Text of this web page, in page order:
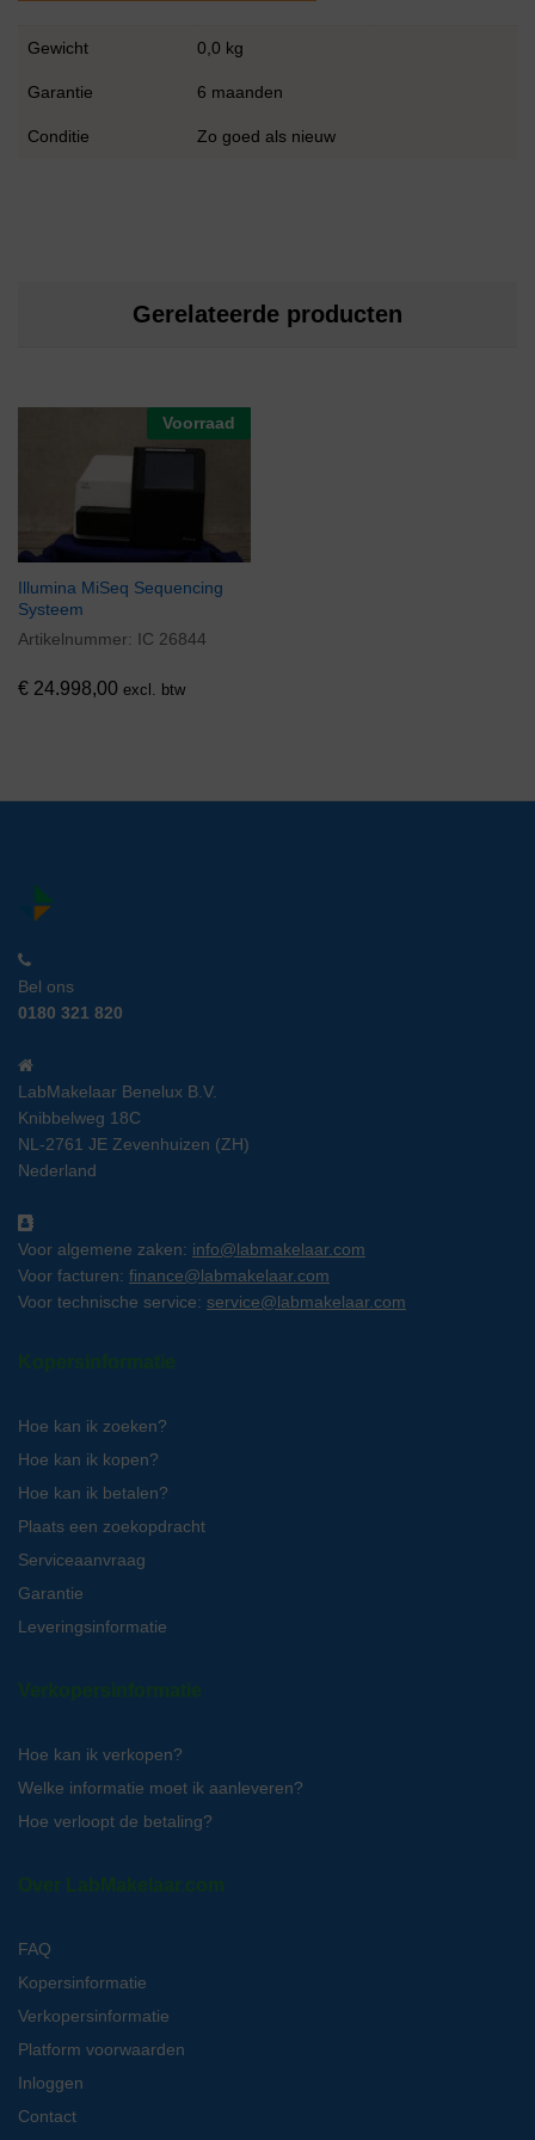
Gewicht 0,0 kg
Garantie 6 maanden
Conditie Zo goed als nieuw
Gerelateerde producten
Voorraad
Illumina MiSeq Sequencing
Systeem
Artikelnummer: IC 26844
€ 24.998,00 excl. btw
Bel ons
0180 321 820
LabMakelaar Benelux B.V.
Knibbelweg 18C
NL-2761 JE Zevenhuizen (ZH)
Nederland
Voor algemene zaken: info@labmakelaar.com
Voor facturen: finance@labmakelaar.com
Voor technische service: service@labmakelaar.com
Kopersinformatie
Hoe kan ik zoeken?
Hoe kan ik kopen?
Hoe kan ik betalen?
Plaats een zoekopdracht
Serviceaanvraag
Garantie
Leveringsinformatie
Verkopersinformatie
Hoe kan ik verkopen?
Welke informatie moet ik aanleveren?
Hoe verloopt de betaling?
Over LabMakelaar.com
FAQ
Kopersinformatie
Verkopersinformatie
Platform voorwaarden
Inloggen
Contact